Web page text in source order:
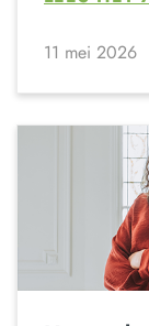
11 mei 2026